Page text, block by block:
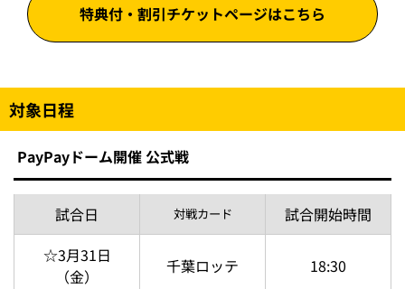
特典付・割引チケットページはこちら
対象日程
PayPayドーム開催 公式戦
試合日 対戦カード
試合開始時間
☆3月31日
（金）
千葉ロッテ 18:30